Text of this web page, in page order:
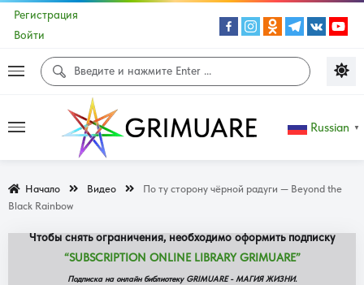
Регистрация
Войти
Russian ▼
Начало Видео
По ту сторону чёрной радуги — Beyond the
Black Rainbow
Доступ к данной странице сайта не
Содержание данной страницы доступно ограниченной группе
Чтобы снять ограничения, необходимо оформить подписку
“SUBSCRIPTION ONLINE LIBRARY GRIMUARE”
Подписка на онлайн библиотеку GRIMUARE - МАГИЯ ЖИЗНИ.